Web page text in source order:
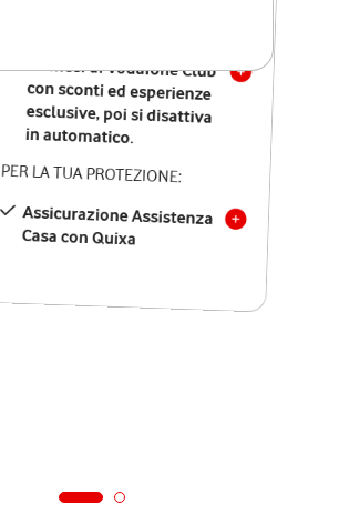
12 mesi di Vodafone Club
con sconti ed esperienze
esclusive, poi si disattiva
in automatico.
PER LA TUA PROTEZIONE:
Assicurazione Assistenza
Casa con Quixa